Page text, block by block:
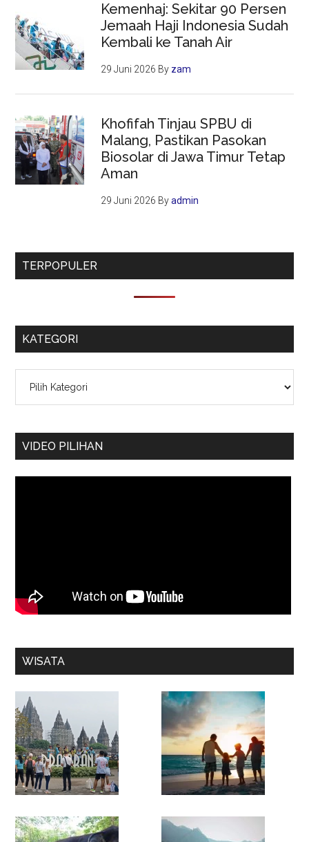
Kemenhaj: Sekitar 90 Persen
Jemaah Haji Indonesia Sudah
Kembali ke Tanah Air
29 Juni 2026 By zam
Khofifah Tinjau SPBU di
Malang, Pastikan Pasokan
Biosolar di Jawa Timur Tetap
Aman
29 Juni 2026 Byadmin
TERPOPULER
KATEGORI
VIDEO PILIHAN
WISATA